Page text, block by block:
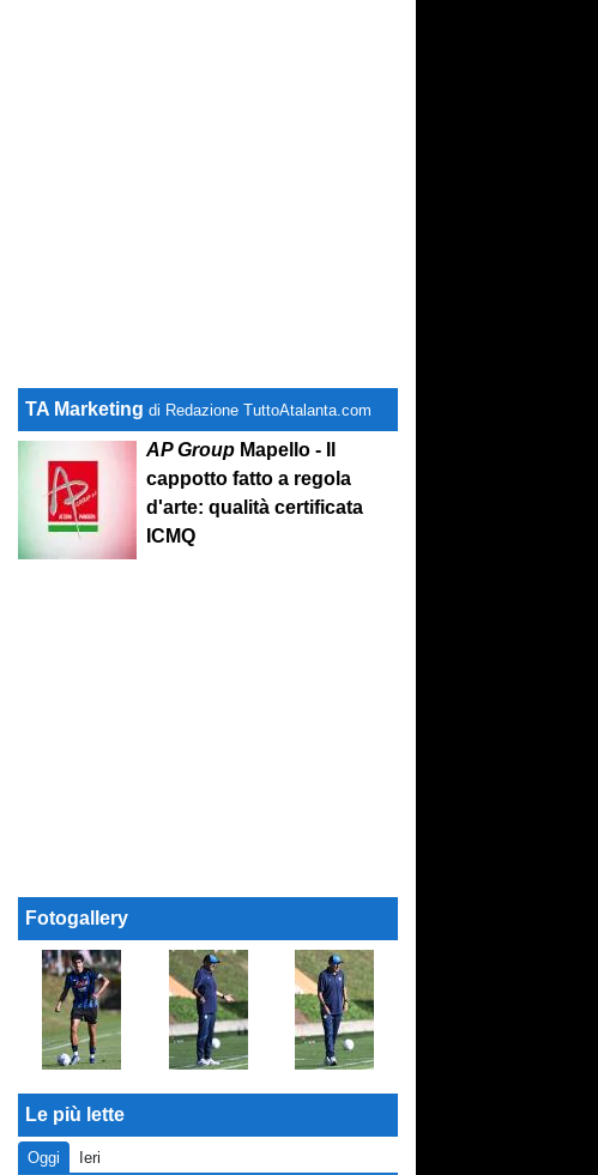
TA Marketing di Redazione TuttoAtalanta.com
AP Group Mapello - Il
cappotto fatto a regola
d'arte: qualità certificata
ICMQ
Fotogallery
Le più lette
Oggi
Ieri